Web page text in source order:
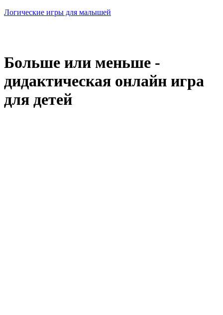
Логические игры для малышей
Больше или меньше -
дидактическая онлайн игра
для детей